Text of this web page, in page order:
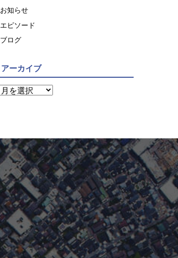
お知らせ
エピソード
ブログ
アーカイブ